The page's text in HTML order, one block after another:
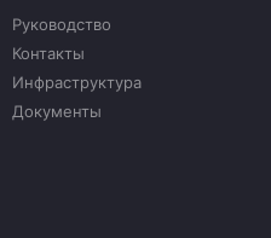
Руководство
Контакты
Инфраструктура
Документы